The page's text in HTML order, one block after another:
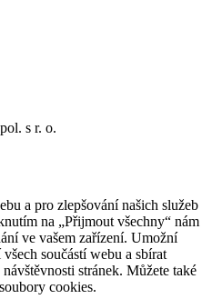
s r. o.
a pro zlepšování našich služeb
na „Přijmout všechny“ nám
ve vašem zařízení. Umožní
součástí webu a sbírat
stránek. Můžete také
cookies.